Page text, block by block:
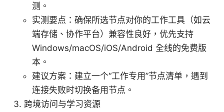
测。
实测要点：确保所选节点对你的工作工具（如云
端存储、协作平台）兼容性良好，优先支持
Windows/macOS/iOS/Android 全线的免费版
本。
建议方案：建立一个“工作专用”节点清单，遇到
连接失败时切换备用节点。
跨境访问与学习资源